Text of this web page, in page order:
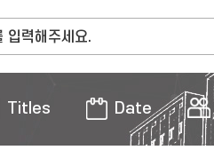
Titles Date